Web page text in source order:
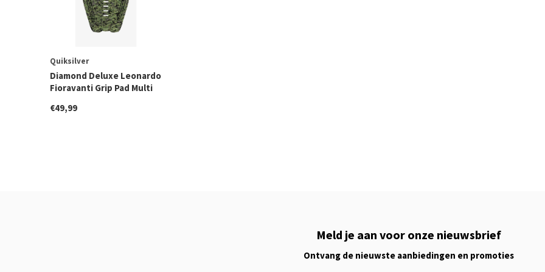
Quiksilver
Diamond Deluxe Leonardo
Fioravanti Grip Pad Multi
€49,99
Meld je aan voor onze nieuwsbrief
Ontvang de nieuwste aanbiedingen en promoties